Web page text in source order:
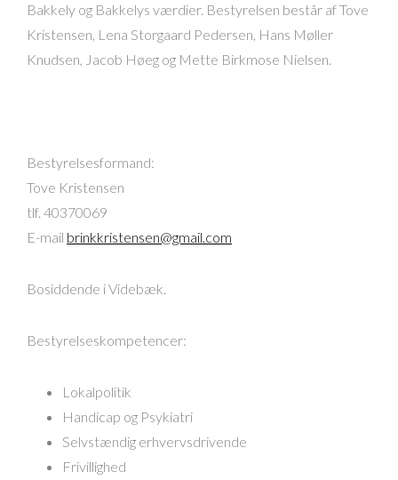
Bakkely og Bakkelys værdier. Bestyrelsen består af Tove
Kristensen, Lena Storgaard Pedersen, Hans Møller
Knudsen, Jacob Høeg og Mette Birkmose Nielsen.
Bestyrelsesformand:
Tove Kristensen
tlf. 40370069
E-mail brinkkristensen@gmail.com
Bosiddende i Videbæk.
Bestyrelseskompetencer:
Lokalpolitik
Handicap og Psykiatri
Selvstændig erhvervsdrivende
Frivillighed